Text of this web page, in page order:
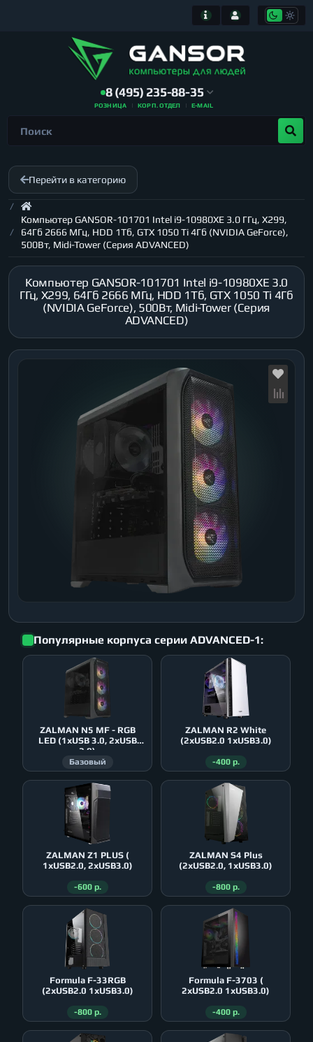
8 (495) 235-88-35
РОЗНИЦА КОРП. ОТДЕЛ E-MAIL
Перейти в категорию
Компьютер GANSOR-101701 Intel i9-10980XE 3.0 ГГц, X299,
64Гб 2666 МГц, HDD 1Тб, GTX 1050 Ti 4Гб (NVIDIA GeForce),
500Вт, Midi-Tower (Серия ADVANCED)
Компьютер GANSOR-101701 Intel i9-10980XE 3.0
ГГц, X299, 64Гб 2666 МГц, HDD 1Тб, GTX 1050 Ti 4Гб
(NVIDIA GeForce), 500Вт, Midi-Tower (Серия
ADVANCED)
Популярные корпуса серии ADVANCED-1:
ZALMAN N5 MF - RGB
LED (1xUSB 3.0, 2xUSB
2.0)
Базовый
ZALMAN R2 White
(2xUSB2.0 1xUSB3.0)
-400 р.
ZALMAN Z1 PLUS (
1xUSB2.0, 2xUSB3.0)
-600 р.
ZALMAN S4 Plus
(2xUSB2.0, 1xUSB3.0)
-800 р.
Formula F-33RGB
(2xUSB2.0 1xUSB3.0)
-800 р.
Formula F-3703 (
2xUSB2.0 1xUSB3.0)
-400 р.